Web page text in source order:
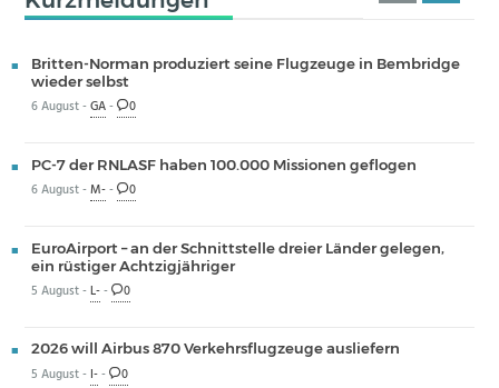
Britten-Norman produziert seine Flugzeuge in Bembridge
wieder selbst
6 August -GA- 0
PC-7 der RNLASF haben 100.000 Missionen geflogen
6 August -M-- 0
EuroAirport – an der Schnittstelle dreier Länder gelegen,
ein rüstiger Achtzigjähriger
5 August -L-- 0
2026 will Airbus 870 Verkehrsflugzeuge ausliefern
5 August - I-- 0